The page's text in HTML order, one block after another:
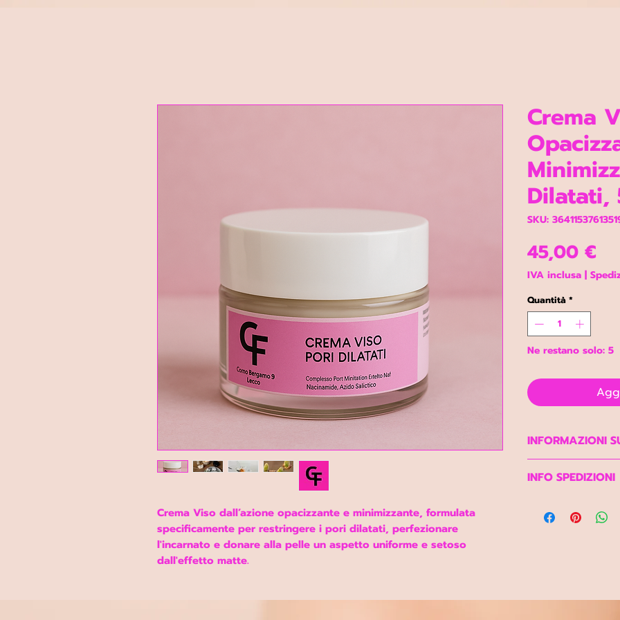
Crema Viso dall’azione opacizzante e minimizzante, formulata
specificamente per restringere i pori dilatati, perfezionare
l'incarnato e donare alla pelle un aspetto uniforme e setoso
dall'effetto matte.
Crema
Dilatati,
SKU:
45,00 €
IVA inclusa |
Quantità *
Ne restano solo: 5
INFORMAZIONI
minimizzante,
ACIDO
particolare
e dalla
INFO SPEDIZIONI
Se non